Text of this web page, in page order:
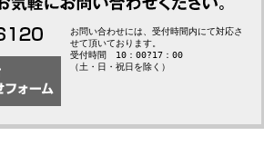
お問い合わせには、受付時間内にて対応さ
せて頂いております。
受付時間 10：00?17：00
（土・日・祝日を除く）